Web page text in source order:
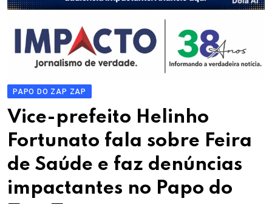
PAPO DO ZAP ZAP
Vice-prefeito Helinho
Fortunato fala sobre Feira
de Saúde e faz denúncias
impactantes no Papo do